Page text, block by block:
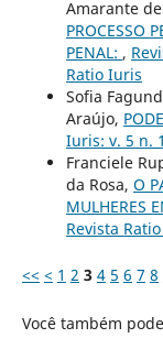
Amarante
PROCESSO
PENAL: ,
Ratio Iuris
Sofia
Araújo,
Iuris: v. 5 n.
Franciele
da Rosa, O
MULHERES
Revista
<< < 1 2 3 4 5 6 7 8
Você também pode